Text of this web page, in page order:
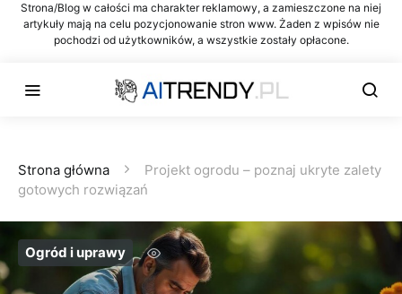
Strona/Blog w całości ma charakter reklamowy, a zamieszczone na niej
artykuły mają na celu pozycjonowanie stron www. Żaden z wpisów nie
pochodzi od użytkowników, a wszystkie zostały opłacone.
Strona główna
Projekt ogrodu – poznaj ukryte zalety
gotowych rozwiązań
Ogród i uprawy